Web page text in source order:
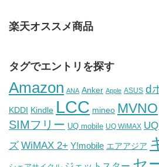
楽天オススメ商品
タグでエントリを探す
Amazon ANA Anker Apple ASUS d
KDDI Kindle LCC mineo MVNO
SIMフリー UQ mobile UQ WiMAX
ズ WiMAX 2+ Y!mobile エアアジア